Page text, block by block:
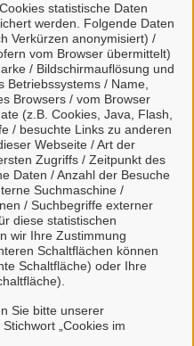
statistische Daten
werden. Folgende Daten
Verkürzen anonymisiert) /
vom Browser übermittelt)
/ Bildschirmauflösung und
Betriebssystems / Name,
Browsers / vom Browser
(z.B. Cookies, Java, Flash,
/ besuchte Links zu anderen
Webseite / Art der
Zugriffs / Zeitpunkt des
Daten / Anzahl der Besuche
Suchmaschine /
/ Suchbegriffe externer
diese statistischen
wir Ihre Zustimmung
Schaltflächen können
Schaltfläche) oder Ihre
Sie bitte unserer
„Cookies im
ein zentrales Konto zur
insbesondere:
Recht zustehen
beruflich oder
Behörden im